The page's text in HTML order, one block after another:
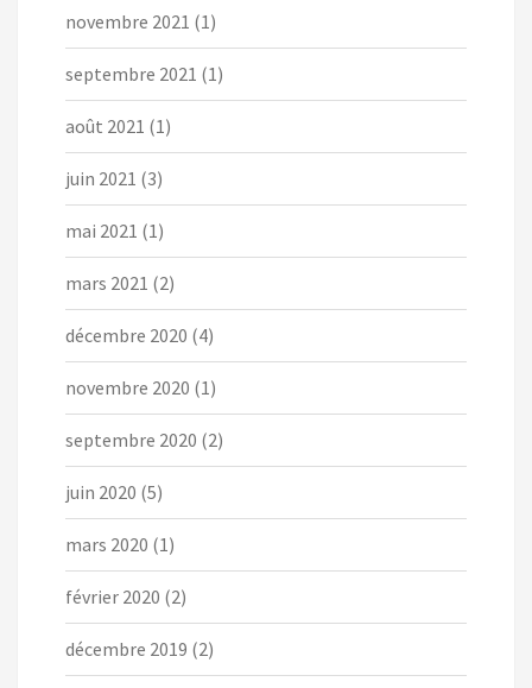
novembre 2021 (1)
septembre 2021 (1)
août 2021 (1)
juin 2021 (3)
mai 2021 (1)
mars 2021 (2)
décembre 2020 (4)
novembre 2020 (1)
septembre 2020 (2)
juin 2020 (5)
mars 2020 (1)
février 2020 (2)
décembre 2019 (2)